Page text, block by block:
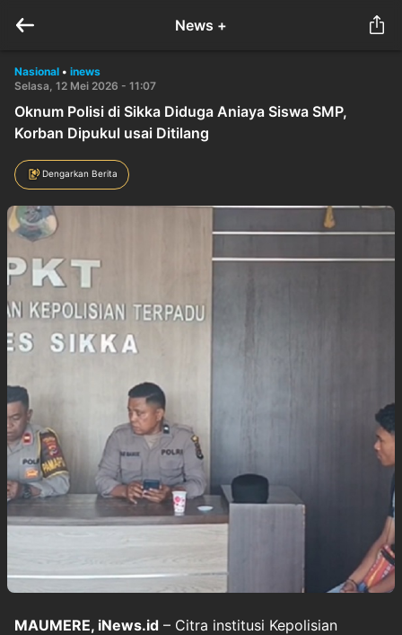
News +
Nasional • inews
Selasa, 12 Mei 2026 - 11:07
Oknum Polisi di Sikka Diduga Aniaya Siswa SMP,
Korban Dipukul usai Ditilang
Dengarkan Berita
MAUMERE, iNews.id – Citra institusi Kepolisian